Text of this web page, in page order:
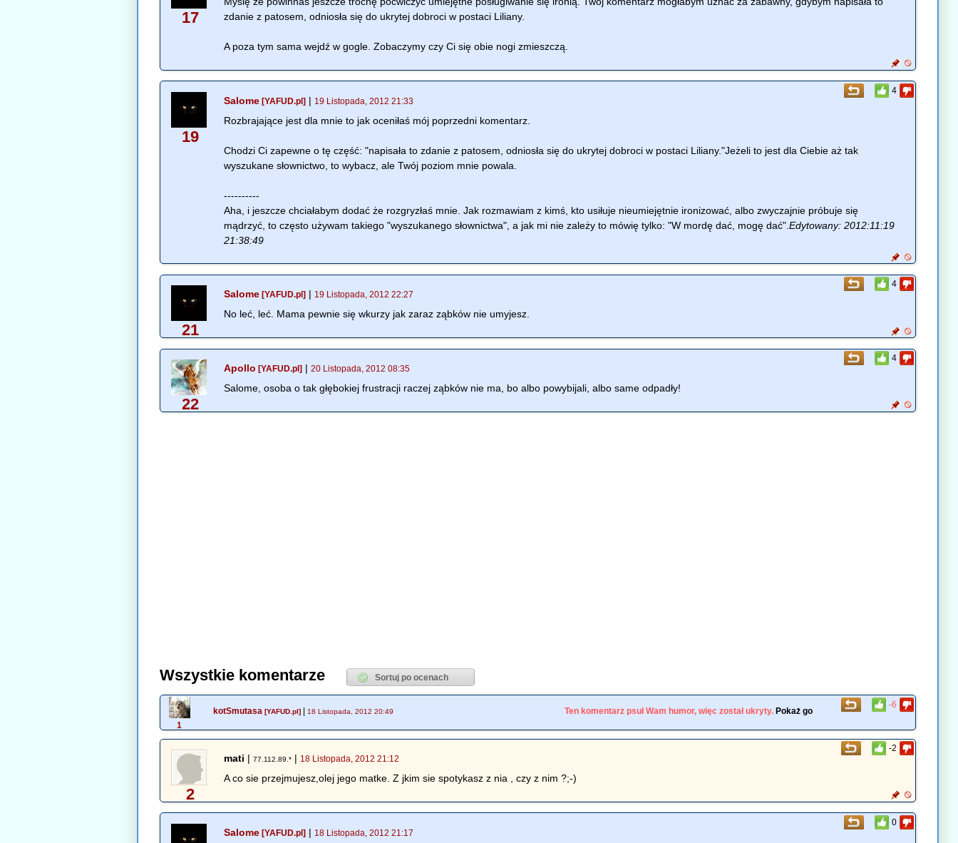
17
zdanie z patosem, odniosła się do ukrytej dobroci w postaci Liliany.
A poza tym sama wejdź w gogle. Zobaczymy czy Ci się obie nogi zmieszczą.
4
19
Salome [YAFUD.pl] | 19 Listopada, 2012 21:33
Rozbrajające jest dla mnie to jak oceniłaś mój poprzedni komentarz.
Chodzi Ci zapewne o tę część: "napisała to zdanie z patosem, odniosła się do ukrytej dobroci w postaci Liliany."Jeżeli to jest dla Ciebie aż tak
wyszukane słownictwo, to wybacz, ale Twój poziom mnie powala.
----------
Aha, i jeszcze chciałabym dodać że rozgryzłaś mnie. Jak rozmawiam z kimś, kto usiłuje nieumiejętnie ironizować, albo zwyczajnie próbuje się
mądrzyć, to często używam takiego "wyszukanego słownictwa", a jak mi nie zależy to mówię tylko: "W mordę dać, mogę dać".Edytowany: 2012:11:19
21:38:49
4
21
Salome [YAFUD.pl] | 19 Listopada, 2012 22:27
No leć, leć. Mama pewnie się wkurzy jak zaraz ząbków nie umyjesz.
4
22
Apollo [YAFUD.pl] |20 Listopada, 2012 08:35
Salome, osoba o tak głębokiej frustracji raczej ząbków nie ma, bo albo powybijali, albo same odpadły!
Wszystkie komentarze
-6
1
kotSmutasa [YAFUD.pl]| 18 Listopada, 2012 20:49 Ten komentarz psuł Wam humor, więc został ukryty. Pokaż go
-2
2
mati |77.112.89.* | 18 Listopada, 2012 21:12
A co sie przejmujesz,olej jego matke. Z jkim sie spotykasz z nia , czy z nim ?;-)
0
Salome [YAFUD.pl] | 18 Listopada, 2012 21:17